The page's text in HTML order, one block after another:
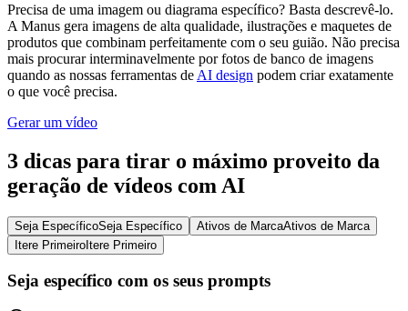
Precisa de uma imagem ou diagrama específico? Basta descrevê-lo.
A Manus gera imagens de alta qualidade, ilustrações e maquetes de
produtos que combinam perfeitamente com o seu guião. Não precisa
mais procurar interminavelmente por fotos de banco de imagens
quando as nossas ferramentas de AI design podem criar exatamente
o que você precisa.
Gerar um vídeo
3 dicas para tirar o máximo proveito da
geração de vídeos com AI
Seja EspecíficoSeja Específico Ativos de MarcaAtivos de Marca
Itere PrimeiroItere Primeiro
Seja específico com os seus prompts